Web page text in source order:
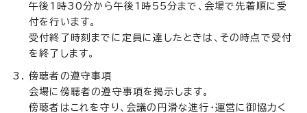
午後1時30分から午後1時55分まで、会場で先着順に受
付を行います。
受付終了時刻までに定員に達したときは、その時点で受付
を終了します。
傍聴者の遵守事項
会場に傍聴者の遵守事項を掲示します。
傍聴者はこれを守り、会議の円滑な進行・運営に御協力く